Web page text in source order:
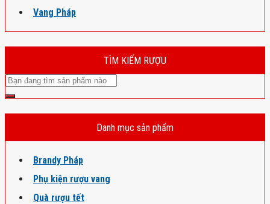
Vang Pháp
TÌM KIẾM RƯỢU
Danh mục sản phẩm
Brandy Pháp
Phụ kiện rượu vang
Quà rượu tết